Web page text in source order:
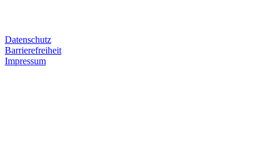
Datenschutz
Barrierefreiheit
Impressum